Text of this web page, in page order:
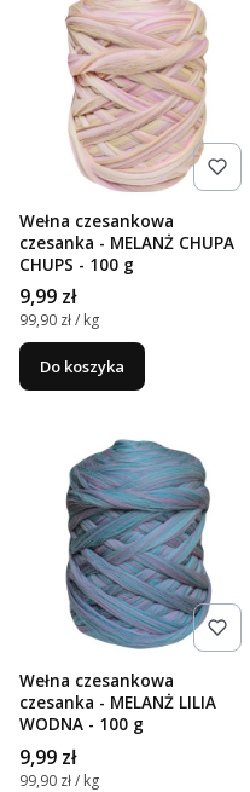
Wełna czesankowa
czesanka - MELANŻ CHUPA
CHUPS - 100 g
Cena
9,99 zł
Cena jednostkowa
99,90 zł / kg
Do koszyka
Wełna czesankowa
czesanka - MELANŻ LILIA
WODNA - 100 g
Cena
9,99 zł
Cena jednostkowa
99,90 zł / kg